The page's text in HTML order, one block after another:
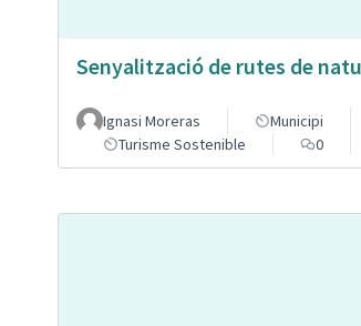
Senyalització de rutes de
Ignasi Moreras
Municipi
Turisme Sostenible
0